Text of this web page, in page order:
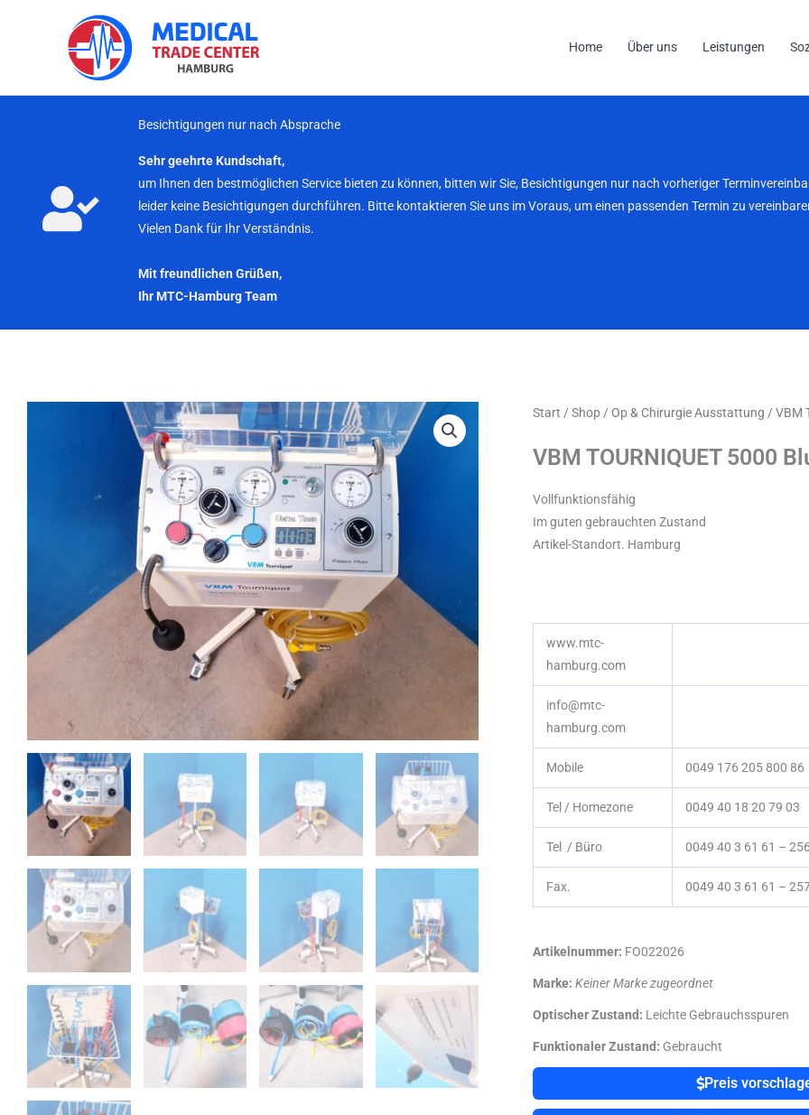
Home Über uns Leistungen
Besichtigungen nur nach Absprache
Sehr geehrte Kundschaft,
um Ihnen den bestmöglichen Service bieten zu können, bitten wir Sie, Besichtigungen nur nach vorheriger
leider keine Besichtigungen durchführen. Bitte kontaktieren Sie uns im Voraus, um einen passenden Termin zu
Vielen Dank für Ihr Verständnis.
Mit freundlichen Grüßen,
Ihr MTC-Hamburg Team
Start / Shop / Op & Chirurgie Ausstattung / VBM
VBM TOURNIQUET 5000
Vollfunktionsfähig
Im guten gebrauchten Zustand
Artikel-Standort. Hamburg
www.mtc-
hamburg.com
info@mtc-
hamburg.com
Mobile 0049 176 205 800 86
Tel / Homezone 0049 40 18 20 79 03
Tel / Büro 0049 40 3 61 61 – 256
Fax. 0049 40 3 61 61 –
Artikelnummer: FO022026
Marke: Keiner Marke zugeordnet
Optischer Zustand: Leichte Gebrauchsspuren
Funktionaler Zustand: Gebraucht
Preis